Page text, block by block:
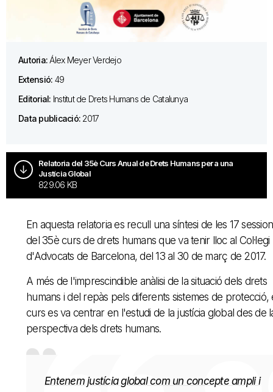
Autoria:Álex Meyer Verdejo
Extensió: 49
Editorial: Institut de Drets Humans de Catalunya
Data publicació: 2017
Relatoria del 35è Curs Anual de Drets Humans per a una
Justícia Global
829.06 KB
En aquesta relatoria es recull una síntesi de les 17
del 35è curs de drets humans que va tenir lloc al Col·legi
d'Advocats de Barcelona, del 13 al 30 de març de 2017.
A més de l'imprescindible anàlisi de la situació dels drets
humans i del repàs pels diferents sistemes de protecció,
curs es va centrar en l'estudi de la justícia global des de
perspectiva dels drets humans.
Entenem justícia global com un concepte ampli i